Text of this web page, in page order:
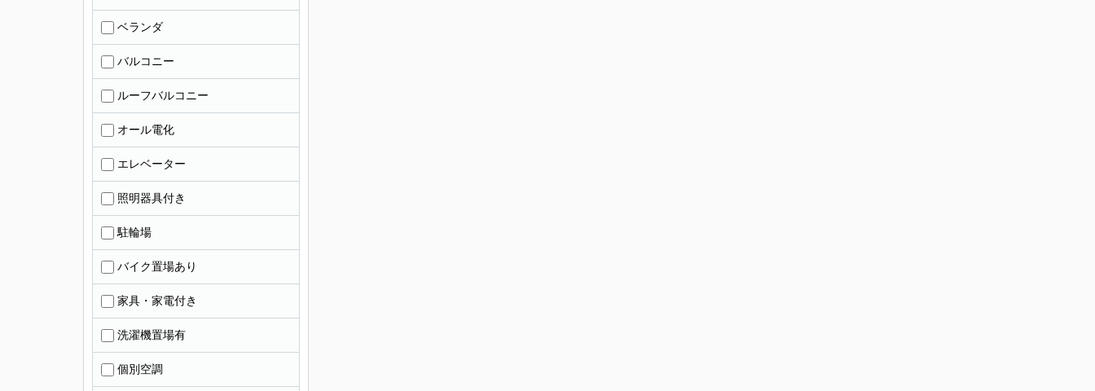
ベランダ
バルコニー
ルーフバルコニー
オール電化
エレベーター
照明器具付き
駐輪場
バイク置場あり
家具・家電付き
洗濯機置場有
個別空調